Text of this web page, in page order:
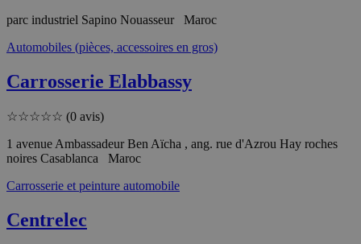
parc industriel Sapino Nouasseur Maroc
Automobiles (pièces, accessoires en gros)
Carrosserie Elabbassy
☆☆☆☆☆ (0 avis)
1 avenue Ambassadeur Ben Aïcha , ang. rue d'Azrou Hay roches
noires Casablanca Maroc
Carrosserie et peinture automobile
Centrelec